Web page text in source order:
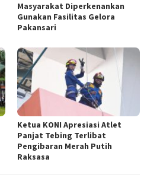
Masyarakat Diperkenankan
Gunakan Fasilitas Gelora
Pakansari
Ketua KONI Apresiasi Atlet
Panjat Tebing Terlibat
Pengibaran Merah Putih
Raksasa